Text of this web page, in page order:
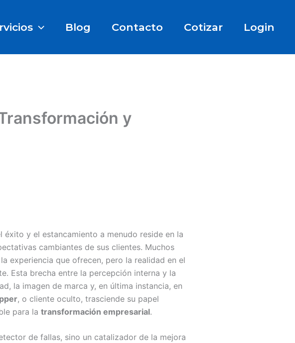
Blog Contacto Cotizar Login
y
y el estancamiento a menudo reside en la
cambiantes de sus clientes. Muchos
experiencia que ofrecen, pero la realidad en el
Esta brecha entre la percepción interna y la
la imagen de marca y, en última instancia, en
, o cliente oculto, trasciende su papel
para la transformación empresarial.
de fallas, sino un catalizador de la mejora